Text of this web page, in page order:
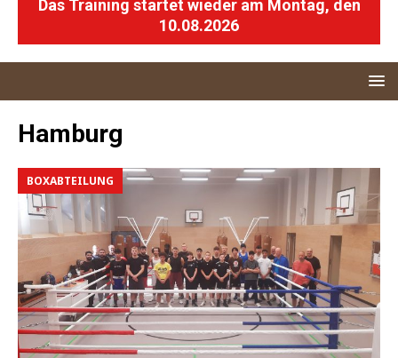
Das Training startet wieder am Montag, den
10.08.2026
Hamburg
BOXABTEILUNG